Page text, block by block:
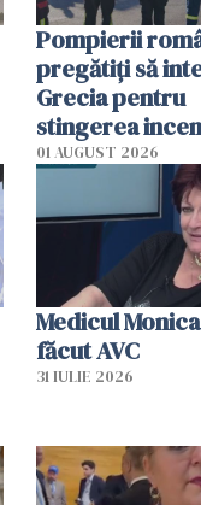
Pompierii
pregătiţi să
Grecia pentru
stingerea
01 AUGUST 2026
Medicul
făcut AVC
31 IULIE 2026